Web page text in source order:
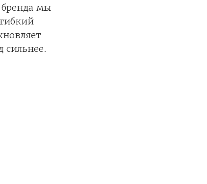
мы
сильнее.